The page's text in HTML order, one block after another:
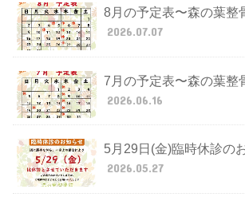
8月の予定表〜森の葉整
2026.07.07
7月の予定表〜森の葉整
2026.06.16
5月29日(金)臨時休診の
2026.05.27